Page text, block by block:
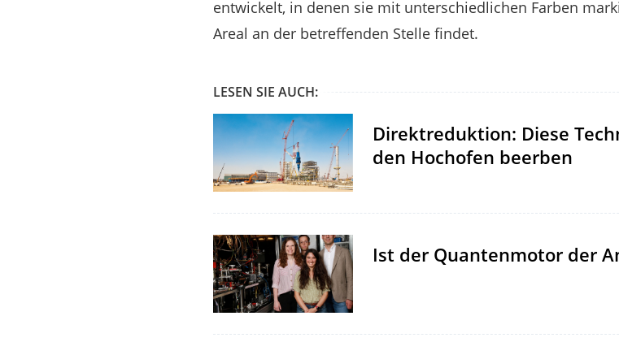
entwickelt, in denen sie mit unterschiedlichen Farben
Areal an der betreffenden Stelle findet.
LESEN SIE AUCH:
Direktreduktion: Diese
den Hochofen beerben
Ist der Quantenmotor der